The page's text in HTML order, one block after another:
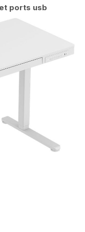
ports usb